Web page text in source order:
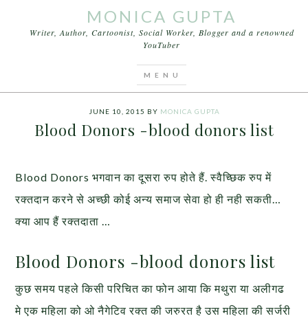
MONICA GUPTA
Writer, Author, Cartoonist, Social Worker, Blogger and a renowned
YouTuber
JUNE 10, 2015 BY MONICA GUPTA
Blood Donors -blood donors list
Blood Donors भगवान का दूसरा रुप होते हैं. स्वैच्छिक रुप में
रक्तदान करने से अच्छी कोई अन्य समाज सेवा हो ही नही सकती…
क्या आप हैं रक्तदाता …
Blood Donors -blood donors list
कुछ समय पहले किसी परिचित का फोन आया कि मथुरा या अलीगढ
मे एक महिला को ओ नैगेटिव रक्त की जरुरत है उस महिला की सर्जरी